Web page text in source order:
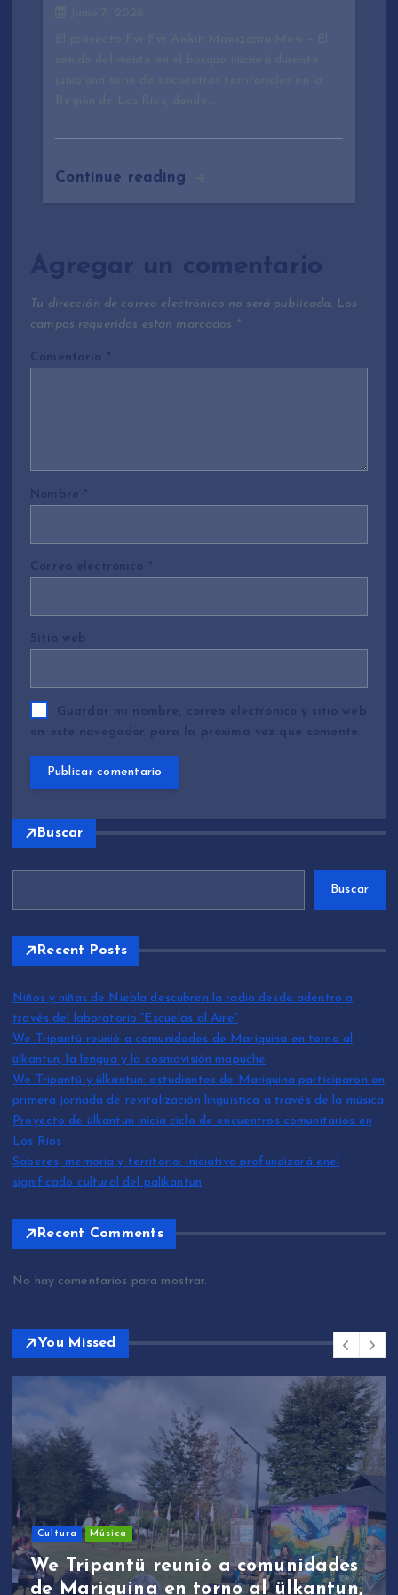
Continue reading
Agregar un comentario
Tu dirección de correo electrónico no será publicada. Los
campos requeridos están marcados *
Comentario *
Nombre *
Correo electrónico *
Sitio web
Guardar mi nombre, correo electrónico y sitio web
en este navegador para la próxima vez que comente.
Buscar
Buscar
Recent Posts
Niños y niñas de Niebla descubren la radio desde adentro a
través del laboratorio “Escuelas al Aire”
We Tripantü reunió a comunidades de Mariquina en torno al
ülkantun, la lengua y la cosmovisión mapuche
We Tripantü y ülkantun: estudiantes de Mariquina participaron en
primera jornada de revitalización lingüística a través de la música
Proyecto de ülkantun inicia ciclo de encuentros comunitarios en
Los Ríos
Saberes, memoria y territorio: iniciativa profundizará enel
significado cultural del palikantun
Recent Comments
No hay comentarios para mostrar.
You Missed
Sin categoría
We Tripantü y ülkantun:
estudiantes de Mariquina
participaron en primera jornada